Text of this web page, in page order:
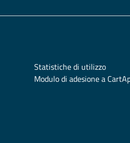
Statistiche di utilizzo
Modulo di adesione a